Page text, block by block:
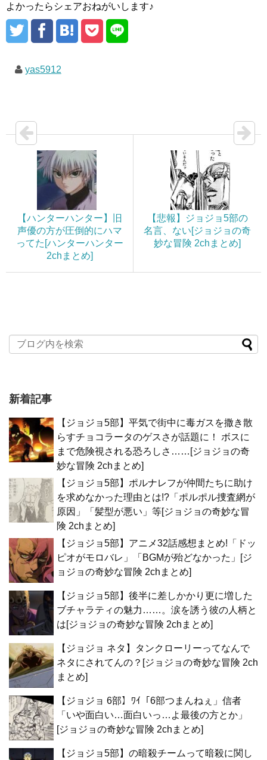
よかったらシェアおねがいします♪
yas5912
【ハンターハンター】旧
声優の方が圧倒的にハマ
ってた[ハンターハンター
2chまとめ]
【悲報】ジョジョ5部の
名言、ない[ジョジョの奇
妙な冒険 2chまとめ]
新着記事
【ジョジョ5部】平気で街中に毒ガスを撒き散
らすチョコラータのゲスさが話題に！ ボスに
まで危険視される恐ろしさ……[ジョジョの奇
妙な冒険 2chまとめ]
【ジョジョ5部】ポルナレフが仲間たちに助け
を求めなかった理由とは!?「ポルポル捜査網が
原因」「髪型が悪い」等[ジョジョの奇妙な冒
険 2chまとめ]
【ジョジョ5部】アニメ32話感想まとめ!「ドッ
ピオがモロバレ」「BGMが殆どなかった」[ジ
ョジョの奇妙な冒険 2chまとめ]
【ジョジョ5部】後半に差しかかり更に増した
ブチャラティの魅力……。涙を誘う彼の人柄と
は[ジョジョの奇妙な冒険 2chまとめ]
【ジョジョ ネタ】タンクローリーってなんで
ネタにされてんの？[ジョジョの奇妙な冒険 2ch
まとめ]
【ジョジョ 6部】ﾜｲ「6部つまんねぇ」信者
「いや面白い…面白いっ…よ最後の方とか」
[ジョジョの奇妙な冒険 2chまとめ]
【ジョジョ5部】の暗殺チームって暗殺に関し